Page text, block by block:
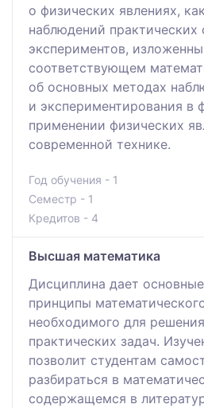
о физических явлениях,
наблюдений практических
экспериментов,
соответствующем
об основных методах
и экспериментирования в
применении физических
современной технике.
Год обучения - 1
Семестр - 1
Кредитов - 4
Высшая математика
Дисциплина дает
принципы
необходимого для
практических задач.
позволит студентам
разбираться в
содержащемся в